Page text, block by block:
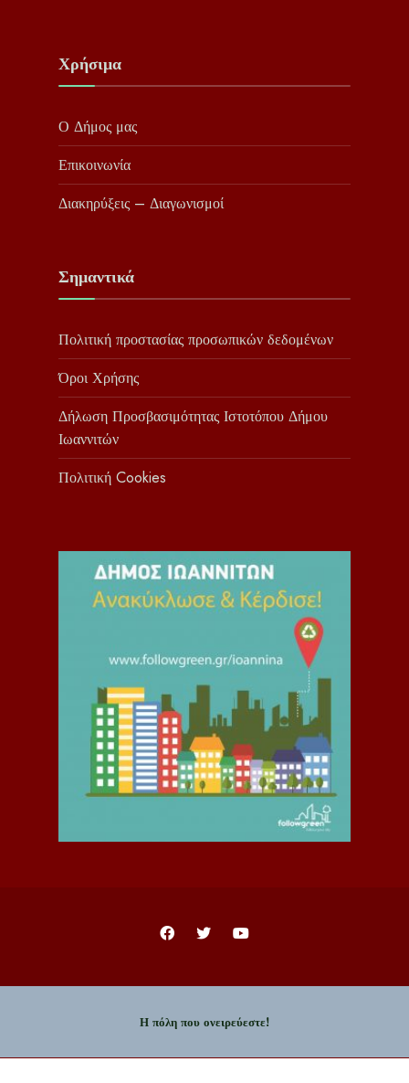
Χρήσιμα
Ο Δήμος μας
Επικοινωνία
Διακηρύξεις – Διαγωνισμοί
Σημαντικά
Πολιτική προστασίας προσωπικών δεδομένων
Όροι Χρήσης
Δήλωση Προσβασιμότητας Ιστοτόπου Δήμου
Ιωαννιτών
Πολιτική Cookies
Η πόλη που ονειρεύεστε!